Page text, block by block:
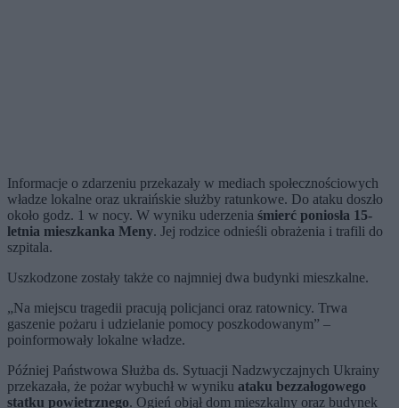
Informacje o zdarzeniu przekazały w mediach społecznościowych
władze lokalne oraz ukraińskie służby ratunkowe. Do ataku doszło
około godz. 1 w nocy. W wyniku uderzenia śmierć poniosła 15-
letnia mieszkanka Meny. Jej rodzice odnieśli obrażenia i trafili do
szpitala.
Uszkodzone zostały także co najmniej dwa budynki mieszkalne.
„Na miejscu tragedii pracują policjanci oraz ratownicy. Trwa
gaszenie pożaru i udzielanie pomocy poszkodowanym” –
poinformowały lokalne władze.
Później Państwowa Służba ds. Sytuacji Nadzwyczajnych Ukrainy
przekazała, że pożar wybuchł w wyniku ataku bezzałogowego
statku powietrznego. Ogień objął dom mieszkalny oraz budynek